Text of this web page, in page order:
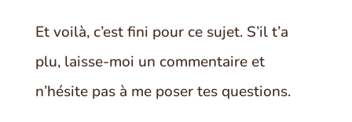
Et voilà, c’est fini pour ce sujet. S’il t’a
plu, laisse-moi un commentaire et
n’hésite pas à me poser tes questions.